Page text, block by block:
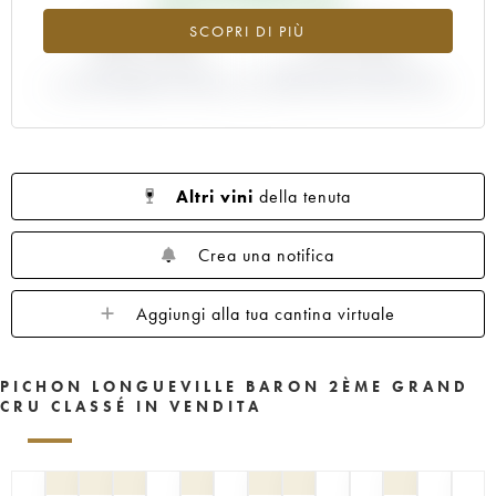
1954
SCOPRI DI PIÙ
+87.76% -12.99%
Altri vini della tenuta
Crea una notifica
Aggiungi alla tua cantina virtuale
PICHON LONGUEVILLE BARON 2ÈME GRAND
CRU CLASSÉ IN VENDITA